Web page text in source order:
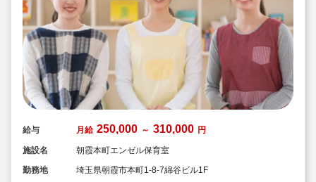
給与 月給 250,000 ～ 310,000 円
施設名
朝霞本町エンゼル保育室
勤務地
埼玉県朝霞市本町1-8-7綿谷ビル1F